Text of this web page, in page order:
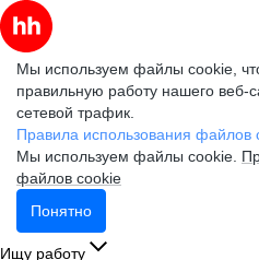
Мы используем файлы cookie,
правильную работу нашего веб-
сетевой трафик.
Правила использования файлов
Мы используем файлы cookie.
файлов cookie
Понятно
Ищу работу